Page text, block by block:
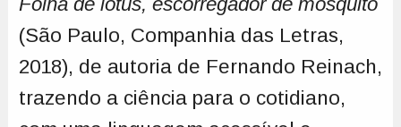
(São Paulo, Companhia das Letras,
2018), de autoria de Fernando Reinach,
trazendo a ciência para o cotidiano,